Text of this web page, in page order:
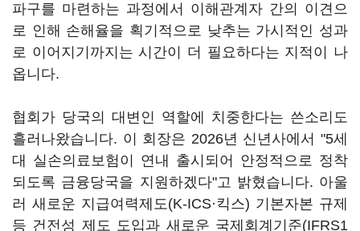
파구를 마련하는 과정에서 이해관계자 간의 이견으
로 인해 손해율을 획기적으로 낮추는 가시적인 성과
로 이어지기까지는 시간이 더 필요하다는 지적이 나
옵니다.
협회가 당국의 대변인 역할에 치중한다는 쓴소리도
흘러나왔습니다. 이 회장은 2026년 신년사에서 "5세
대 실손의료보험이 연내 출시되어 안정적으로 정착
되도록 금융당국을 지원하겠다"고 밝혔습니다. 아울
러 새로운 지급여력제도(K-ICS·킥스) 기본자본 규제
등 건전성 제도 도입과 새로운 국제회계기준(IFRS1